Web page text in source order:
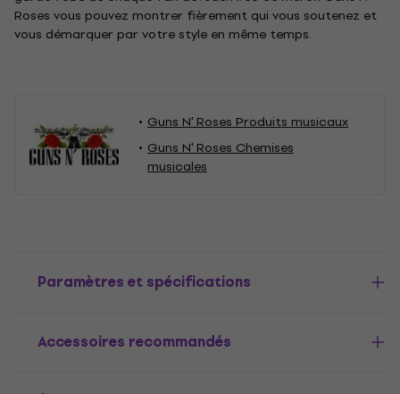
Roses vous pouvez montrer fièrement qui vous soutenez et
vous démarquer par votre style en même temps.
Guns N' Roses Produits musicaux
Guns N' Roses Chemises
musicales
Paramètres et spécifications
Accessoires recommandés